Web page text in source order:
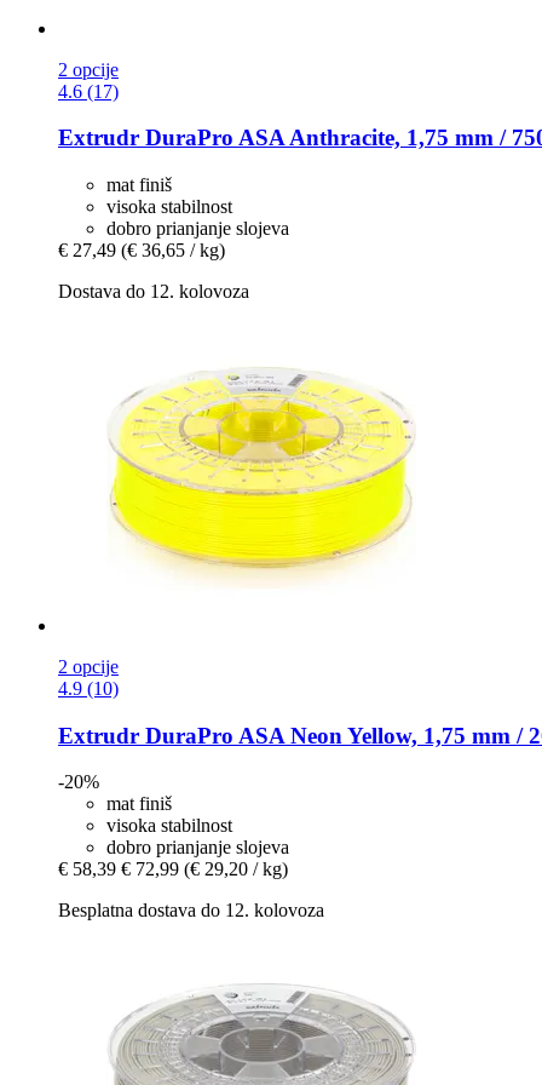
2 opcije
4.6 (17)
Extrudr DuraPro ASA Anthracite, 1,75 mm /
mat finiš
visoka stabilnost
dobro prianjanje slojeva
€ 27,49 (€ 36,65 / kg)
Dostava do 12. kolovoza
2 opcije
4.9 (10)
Extrudr DuraPro ASA Neon Yellow, 1,75 mm /
-20%
mat finiš
visoka stabilnost
dobro prianjanje slojeva
€ 58,39 € 72,99 (€ 29,20 / kg)
Besplatna dostava do 12. kolovoza